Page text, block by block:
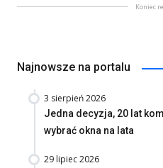
Koniec
Najnowsze na portalu
3 sierpień 2026
Jedna decyzja, 20 lat
wybrać okna na lata
29 lipiec 2026